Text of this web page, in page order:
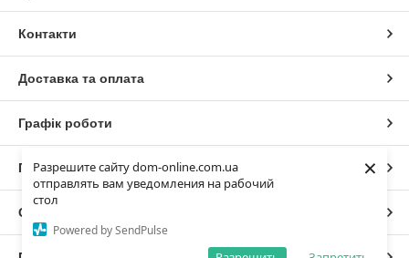
Разрешите сайту dom-online.com.ua
отправлять вам уведомления на рабочий
стол
Powered by SendPulse
×
Контакти
Доставка та оплата
Графік роботи
Повна версія сайту
Сайт створено на маркетплейсі